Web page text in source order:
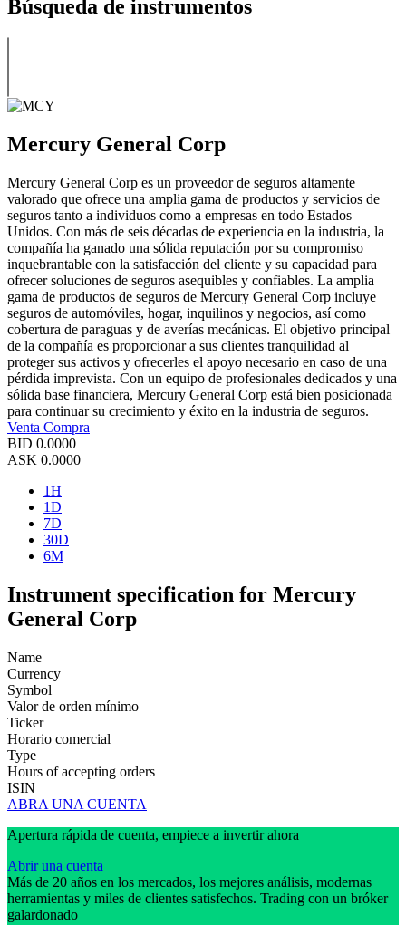
Búsqueda de instrumentos
Mercury General Corp
Mercury General Corp es un proveedor de seguros altamente
valorado que ofrece una amplia gama de productos y servicios de
seguros tanto a individuos como a empresas en todo Estados
Unidos. Con más de seis décadas de experiencia en la industria, la
compañía ha ganado una sólida reputación por su compromiso
inquebrantable con la satisfacción del cliente y su capacidad para
ofrecer soluciones de seguros asequibles y confiables. La amplia
gama de productos de seguros de Mercury General Corp incluye
seguros de automóviles, hogar, inquilinos y negocios, así como
cobertura de paraguas y de averías mecánicas. El objetivo principal
de la compañía es proporcionar a sus clientes tranquilidad al
proteger sus activos y ofrecerles el apoyo necesario en caso de una
pérdida imprevista. Con un equipo de profesionales dedicados y una
sólida base financiera, Mercury General Corp está bien posicionada
para continuar su crecimiento y éxito en la industria de seguros.
Venta Compra
BID 0.0000
ASK 0.0000
1H
1D
7D
30D
6M
Instrument specification for Mercury
General Corp
Name
Currency
Symbol
Valor de orden mínimo
Ticker
Horario comercial
Type
Hours of accepting orders
ISIN
ABRA UNA CUENTA
Apertura rápida de cuenta, empiece a invertir ahora
Abrir una cuenta
Más de 20 años en los mercados, los mejores análisis, modernas
herramientas y miles de clientes satisfechos. Trading con un bróker
galardonado